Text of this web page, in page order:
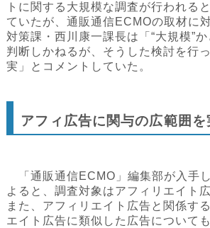
トに関する大規模な調査が行われる
ていたが、通販通信ECMOの取材に
対策課・西川康一課長は「“大規模”
判断しかねるが、そうした検討を行
実」とコメントしていた。
アフィ広告に関与の広範囲を
「通販通信ECMO」編集部が入手
よると、調査対象はアフィリエイト
また、アフィリエイト広告と関係す
エイト広告に類似した広告について